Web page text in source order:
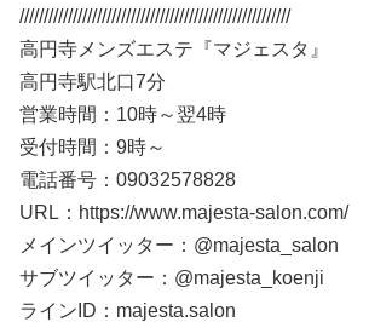
////////////////////////////////////////////////////////
高円寺メンズエステ『マジェスタ』
高円寺駅北口7分
営業時間：10時～翌4時
受付時間：9時～
電話番号：09032578828
URL：https://www.majesta-salon.com/
メインツイッター：@majesta_salon
サブツイッター：@majesta_koenji
ラインID：majesta.salon